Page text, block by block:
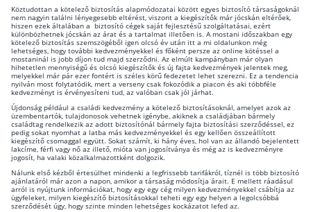
Köztudottan a kötelező biztosítás alapmódozatai között egyes biztosító társaságoknál
nem nagyin találni lényegesebb eltérést, viszont a kiegészítők már jócskán eltérőek,
hiszen ezek általában a biztosító cégek saját fejlesztésű szolgáltatásai, ezért
különbözhetnek jócskán az árat és a tartalmat illetően is. A mostani időszakban egy
kötelező biztosítás szemszögéből igen olcsó év után itt a mi oldalunkon még
lehetséges, hogy további kedvezményekkel és főként persze az online kötéssel a
mostaninál is jobb díjon tud majd szerződni. Az elmúlt kampányban már olyan
hihetetlen mennyiségű és olcsó kiegészítők és új fajta kedvezmények jelentek meg,
melyekkel már pár ezer fontért is széles körű fedezetet lehet szerezni. Ez a tendencia
nyilván most folytatódik, mert a verseny csak fokozódik a piacon és aki többféle
kedvezményt is érvényesíteni tud, az valóban csak jól járhat.
Újdonság például a családi kedvezmény a kötelező biztosításoknál, amelyet azok az
üzembentartók, tulajdonosok vehetnek igénybe, akiknek a családjában bármely
családtag rendelkezik az adott biztosítónál bármely fajta biztosítási szerződéssel, ez
pedig sokat nyomhat a latba más kedvezményekkel és egy kellően összeállított
kiegészítő csomaggal együtt. Sokat számít, ki hány éves, hol van az állandó bejelentett
lakcíme, férfi vagy nő az illető, mióta van jogosítványa és még az is kedvezményre
jogosít, ha valaki közalkalmazottként dolgozik.
Nálunk első kézből értesülhet mindenki a legfrissebb tarifákról, tíznél is több biztosító
ajánlatáról már azon a napon, amikor a társaság módosítja árait. E mellett ráadásul
arról is nyújtunk információkat, hogy egy egy cég milyen kedvezményekkel csábítja az
ügyfeleket, milyen kiegészítő biztosításokkal teheti egy egy helyen a legolcsóbbá
szerződését úgy, hogy szinte minden lehetséges kockázatot lefed az.